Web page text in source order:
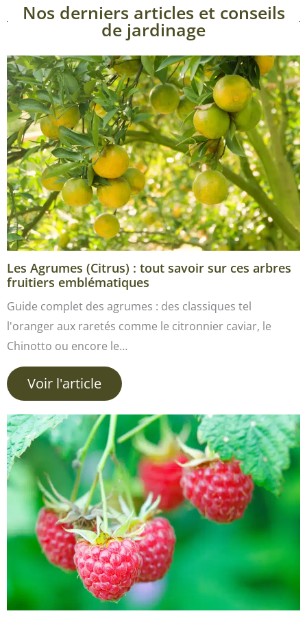
Nos derniers articles et conseils
de jardinage
Les Agrumes (Citrus) : tout savoir sur ces arbres
fruitiers emblématiques
Guide complet des agrumes : des classiques tel
l'oranger aux raretés comme le citronnier caviar, le
Chinotto ou encore le…
Voir l'article